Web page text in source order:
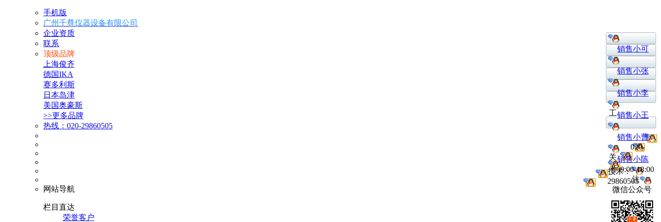
手机版
广州千尊仪器设备有限公司
企业资质
联系
顶级品牌
上海俊齐
德国IKA
赛多利斯
日本岛津
美国奥豪斯
>>更多品牌
热线：020-29860505
网站导航
栏目直达
荣誉客户
销售小可
销售小张
销售小李
销售小王
销售小曹
销售小陈
工
作:9:00-18:00
技术：
020-
29860505
关
注
微信公众号